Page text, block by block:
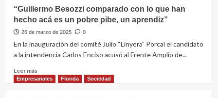
“Guillermo Besozzi comparado con lo que han
hecho acá es un pobre pibe, un aprendiz”
26 de marzo de 2025 0
En la inauguración del comité Julio “Linyera” Porcal el candidato
a la intendencia Carlos Enciso acusó al Frente Amplio de...
Leer másLeer
más
Empresariales Florida Sociedad